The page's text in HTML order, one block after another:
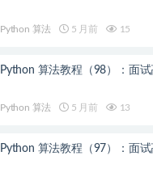
Python 算法 5 月前 15
Python 算法教程（98）：面
Python 算法 5 月前 13
Python 算法教程（97）：面